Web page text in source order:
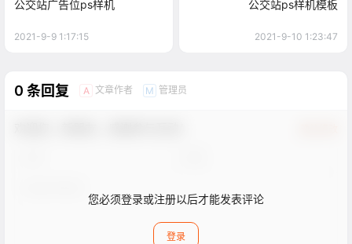
公交站广告位ps样机
2021-9-9 1:17:15
公交站ps样机模板
2021-9-10 1:23:47
0 条回复 A 文章作者 M 管理员
您必须登录或注册以后才能发表评论
登录